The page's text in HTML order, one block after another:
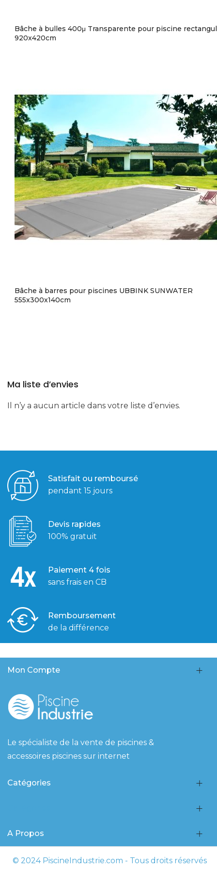
Bâche à bulles 400μ Transparente pour piscine
920x420cm
Bâche à barres pour piscines UBBINK SUNWATER
555x300x140cm
Ma liste d’envies
Il n’y a aucun article dans votre liste d’envies.
Satisfait ou remboursé
pendant 15 jours
Devis rapides
100% gratuit
Paiement 4 fois
sans frais en CB
Remboursement
de la différence
Le spécialiste de la vente de piscines &
accessoires piscines sur internet
Catégories
A Propos
Mon Compte
© 2024 PiscineIndustrie.com - Tous droits réservés